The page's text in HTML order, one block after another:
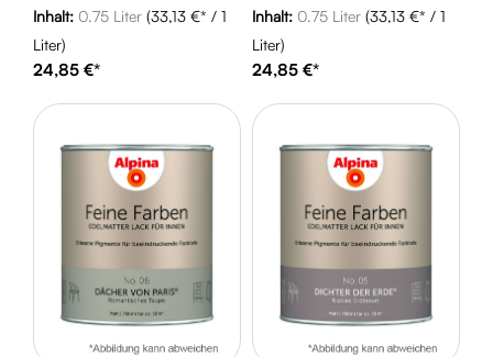
Inhalt: 0.75 Liter (33,13 €* / 1
Liter)
24,85 €*
Inhalt: 0.75 Liter (33,13 €* / 1
Liter)
24,85 €*